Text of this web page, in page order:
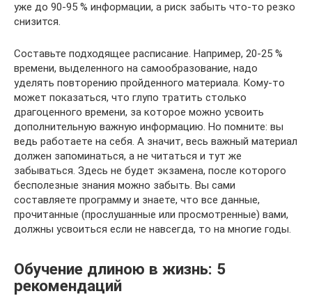
уже до 90-95 % информации, а риск забыть что-то резко
снизится.
Составьте подходящее расписание. Например, 20-25 %
времени, выделенного на самообразование, надо
уделять повторению пройденного материала. Кому-то
может показаться, что глупо тратить столько
драгоценного времени, за которое можно усвоить
дополнительную важную информацию. Но помните: вы
ведь работаете на себя. А значит, весь важный материал
должен запоминаться, а не читаться и тут же
забываться. Здесь не будет экзамена, после которого
бесполезные знания можно забыть. Вы сами
составляете программу и знаете, что все данные,
прочитанные (прослушанные или просмотренные) вами,
должны усвоиться если не навсегда, то на многие годы.
Обучение длиною в жизнь: 5
рекомендаций